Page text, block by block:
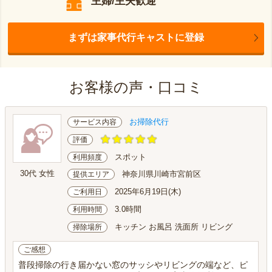
まずは家事代行キャストに登録
お客様の声・口コミ
30代 女性
サービス内容 お掃除代行
評価
利用頻度 スポット
提供エリア 神奈川県川崎市宮前区
ご利用日 2025年6月19日(木)
利用時間 3.0時間
掃除場所 キッチン お風呂 洗面所 リビング
ご感想
普段掃除の行き届かない窓のサッシやリビングの端など、ピ